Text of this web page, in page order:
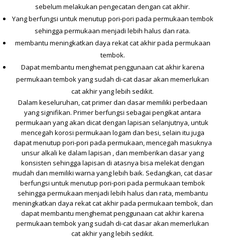
sebelum melakukan pengecatan dengan cat akhir.
Yang berfungsi untuk menutup pori-pori pada permukaan tembok
sehingga permukaan menjadi lebih halus dan rata.
membantu meningkatkan daya rekat cat akhir pada permukaan
tembok.
Dapat membantu menghemat penggunaan cat akhir karena
permukaan tembok yang sudah di-cat dasar akan memerlukan
cat akhir yang lebih sedikit.
Dalam keseluruhan, cat primer dan dasar memiliki perbedaan
yang signifikan. Primer berfungsi sebagai pengikat antara
permukaan yang akan dicat dengan lapisan selanjutnya, untuk
mencegah korosi permukaan logam dan besi, selain itu juga
dapat menutup pori-pori pada permukaan, mencegah masuknya
unsur alkali ke dalam lapisan , dan memberikan dasar yang
konsisten sehingga lapisan di atasnya bisa melekat dengan
mudah dan memiliki warna yang lebih baik. Sedangkan, cat dasar
berfungsi untuk menutup pori-pori pada permukaan tembok
sehingga permukaan menjadi lebih halus dan rata, membantu
meningkatkan daya rekat cat akhir pada permukaan tembok, dan
dapat membantu menghemat penggunaan cat akhir karena
permukaan tembok yang sudah di-cat dasar akan memerlukan
cat akhir yang lebih sedikit.